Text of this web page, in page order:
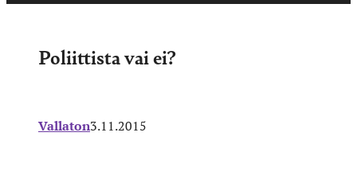
Poliittista vai ei?
Vallaton3.11.2015